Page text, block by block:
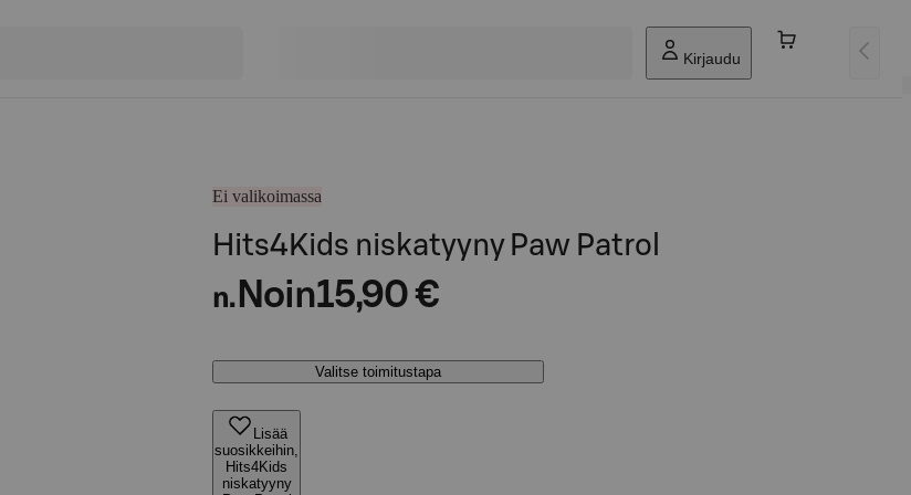
Kirjaudu
Ei valikoimassa
Hits4Kids niskatyyny Paw Patrol
n. Noin15,90 €
Valitse toimitustapa
Lisää
suosikkeihin,
Hits4Kids
niskatyyny